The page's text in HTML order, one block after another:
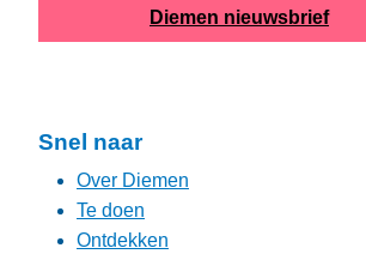
Diemen nieuwsbrief
Snel naar
Over Diemen
Te doen
Ontdekken